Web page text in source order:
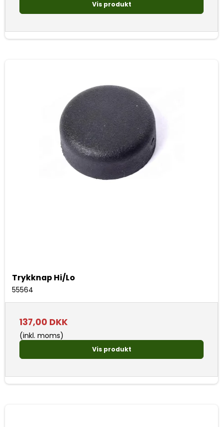
Vis produkt
Trykknap Hi/Lo
55564
137,00 DKK
(inkl. moms)
Vis produkt